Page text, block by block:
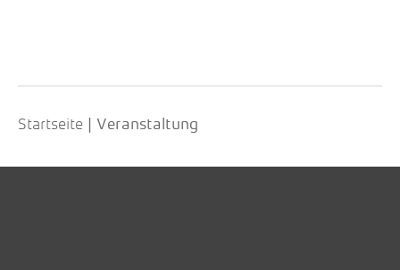
Startseite Veranstaltung